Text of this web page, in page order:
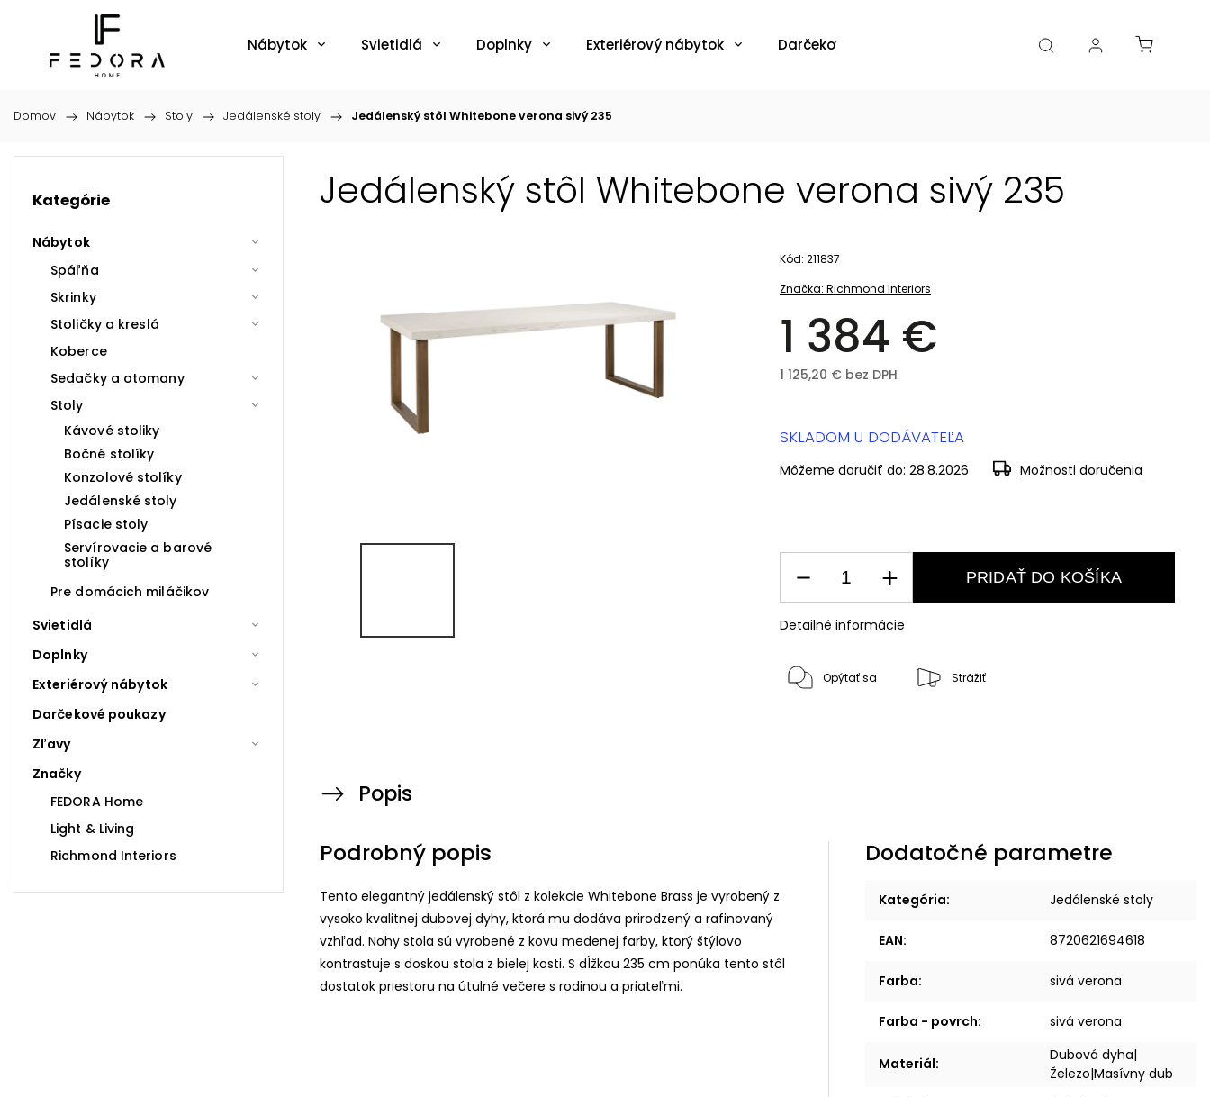
Nábytok Svietidlá Doplnky Exteriérový nábytok Darčekové poukazy Katalógy Blogy
Domov / Nábytok / Stoly / Jedálenské stoly / Jedálenský stôl Whitebone verona sivý 235
Kategórie
Nábytok
Spáľňa
Skrinky
Stoličky a kreslá
Koberce
Sedačky a otomany
Stoly
Kávové stoliky
Bočné stolíky
Konzolové stolíky
Jedálenské stoly
Písacie stoly
Servírovacie a barové
stolíky
Pre domácich miláčikov
Svietidlá
Doplnky
Exteriérový nábytok
Darčekové poukazy
Zľavy
Značky
FEDORA Home
Light & Living
Richmond Interiors
Jedálenský stôl Whitebone verona sivý 235
Značka: Richmond Interiors
1 384 €
1 125,20 € bez DPH
Kód: 211837
SKLADOM U DODÁVATEĽA
Môžeme doručiť do: 28.8.2026 Možnosti doručenia
PRIDAŤ DO KOŠÍKA
Detailné informácie
Opýtať sa Strážiť
Popis
Podrobný popis
Tento elegantný jedálenský stôl z kolekcie Whitebone Brass je vyrobený z
vysoko kvalitnej dubovej dyhy, ktorá mu dodáva prirodzený a rafinovaný
vzhľad. Nohy stola sú vyrobené z kovu medenej farby, ktorý štýlovo
kontrastuje s doskou stola z bielej kosti. S dĺžkou 235 cm ponúka tento stôl
dostatok priestoru na útulné večere s rodinou a priateľmi.
Dodatočné parametre
Kategória: Jedálenské stoly
EAN: 8720621694618
Farba: sivá verona
Farba - povrch: sivá verona
Materiál:
Dubová dyha|
Železo|Masívny dub